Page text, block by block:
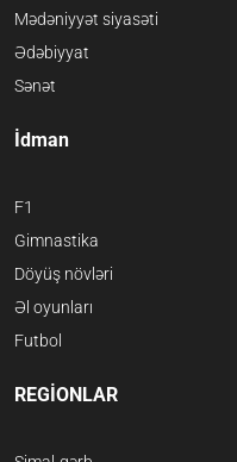
Mədəniyyət siyasəti
Ədəbiyyat
Sənət
İdman
F1
Gimnastika
Döyüş növləri
Əl oyunları
Futbol
REGİONLAR